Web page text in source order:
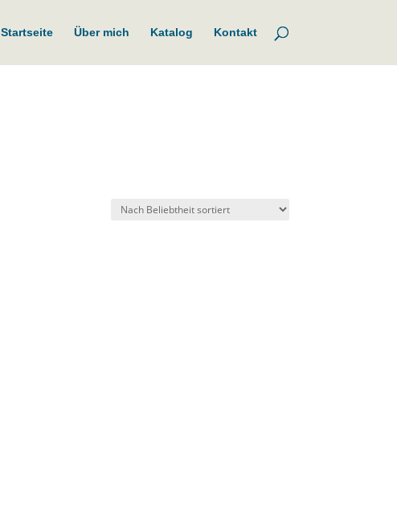
Startseite Über mich Katalog Kontakt